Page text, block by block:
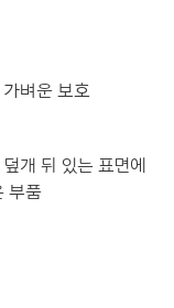
벼운 보호
개 뒤 있는 표면에
부품